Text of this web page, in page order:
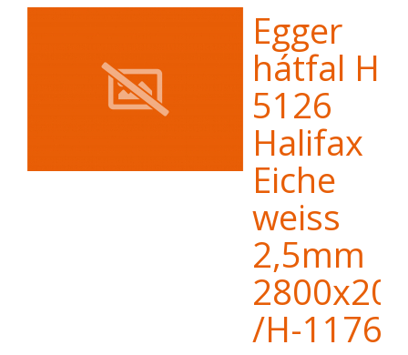
Egger
hátfal H-
5126
Halifax
Eiche
weiss
2,5mm
/H-1176/